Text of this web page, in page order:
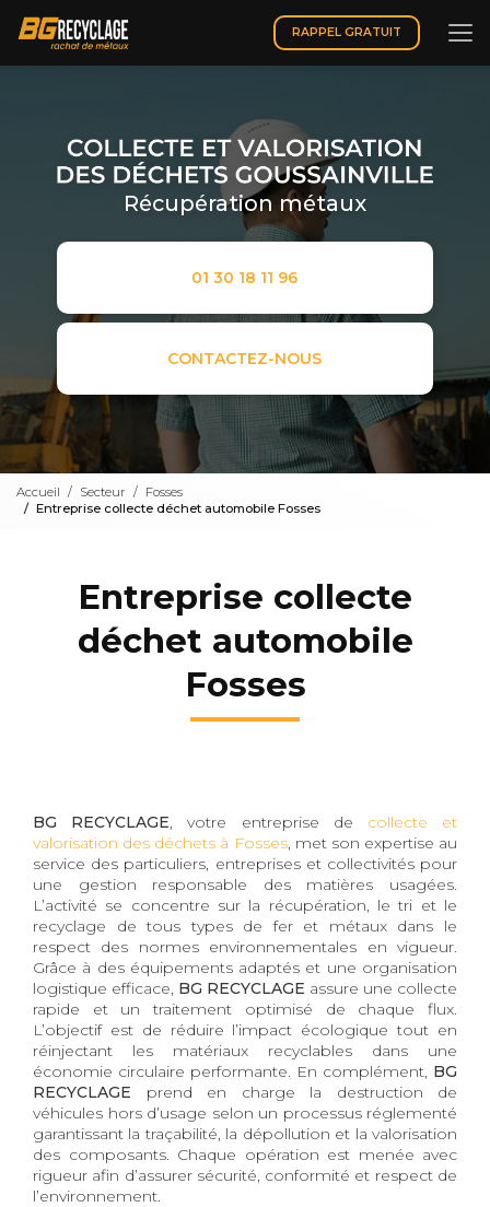
contenu
principal
RAPPEL GRATUIT
Récupération métaux
01 30 18 11 96
CONTACTEZ-NOUS
Accueil Secteur
Fosses
Entreprise collecte déchet automobile Fosses
Entreprise collecte
déchet automobile
Fosses
BG RECYCLAGE, votre entreprise de collecte et
valorisation des déchets à Fosses, met son expertise au
service des particuliers, entreprises et collectivités pour
une gestion responsable des matières usagées.
L’activité se concentre sur la récupération, le tri et le
recyclage de tous types de fer et métaux dans le
respect des normes environnementales en vigueur.
Grâce à des équipements adaptés et une organisation
logistique efficace, BG RECYCLAGE assure une collecte
rapide et un traitement optimisé de chaque flux.
L’objectif est de réduire l’impact écologique tout en
réinjectant les matériaux recyclables dans une
économie circulaire performante. En complément, BG
RECYCLAGE prend en charge la destruction de
véhicules hors d’usage selon un processus réglementé
garantissant la traçabilité, la dépollution et la valorisation
des composants. Chaque opération est menée avec
rigueur afin d’assurer sécurité, conformité et respect de
l’environnement.